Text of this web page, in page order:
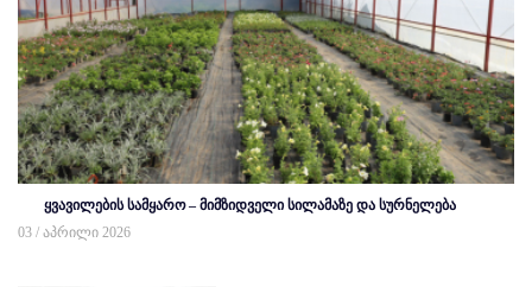
ყვავილების სამყარო – მიმზიდველი სილამაზე და სურნელება
03 / აპრილი 2026